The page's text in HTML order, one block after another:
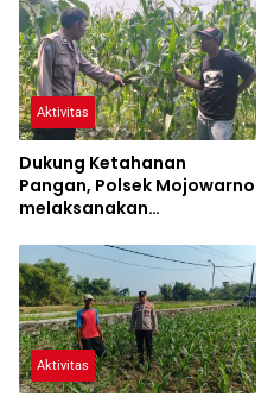
Aktivitas
Dukung Ketahanan
Pangan, Polsek Mojowarno
melaksanakan
Jagung
Aktivitas